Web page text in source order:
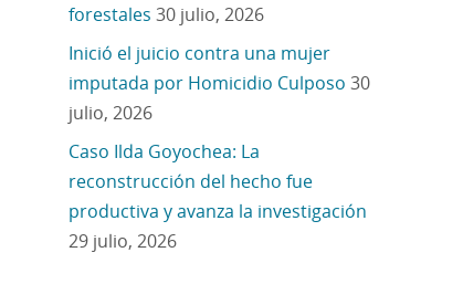
forestales 30 julio, 2026
Inició el juicio contra una mujer
imputada por Homicidio Culposo 30
julio, 2026
Caso Ilda Goyochea: La
reconstrucción del hecho fue
productiva y avanza la investigación
29 julio, 2026